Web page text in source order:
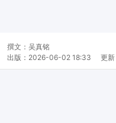
撰文： 吴真铭
出版： 2026-06-02 18:33 更新